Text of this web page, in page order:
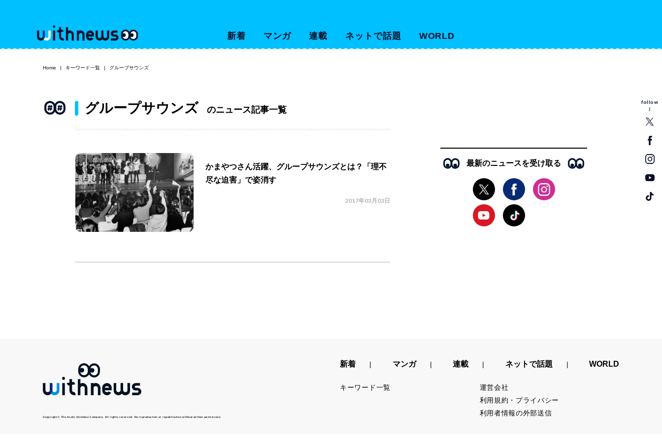
新着 マンガ 連載 ネットで話題 WORLD
follow
Home キーワード一覧 グループサウンズ
グループサウンズ のニュース記事一覧
かまやつさん活躍、グループサウンズとは？「理不
尽な迫害」で姿消す
2017年03月03日
最新のニュースを受け取る
Copyright © The Asahi Shimbun Company. All rights reserved. No reproduction or republication without written permission.
新着 マンガ 連載 ネットで話題 WORLD
キーワード一覧
運営会社
利用規約・プライバシー
利用者情報の外部送信